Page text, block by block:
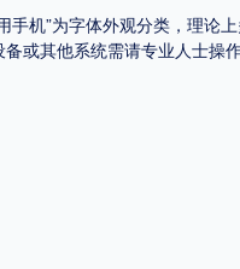
手机”为字体外观分类，理论
或其他系统需请专业人士